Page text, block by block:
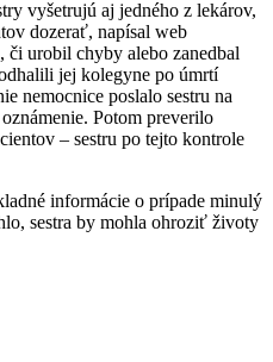
vyšetrujú aj jedného z lekárov,
dozerať, napísal web
urobil chyby alebo zanedbal
jej kolegyne po úmrtí
nemocnice poslalo sestru na
Potom preverilo
– sestru po tejto kontrole
informácie o prípade minulý
sestra by mohla ohroziť životy